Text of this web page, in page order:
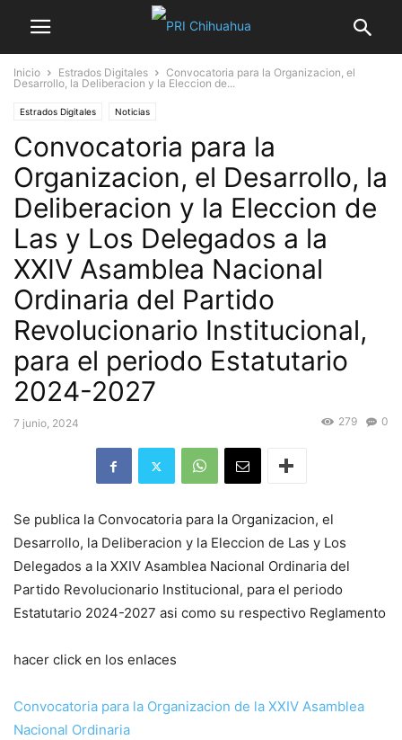
Inicio Estrados Digitales
Convocatoria para la Organizacion, el
Desarrollo, la Deliberacion y la Eleccion de...
Estrados Digitales Noticias
Convocatoria para la
Organizacion, el Desarrollo, la
Deliberacion y la Eleccion de
Las y Los Delegados a la
XXIV Asamblea Nacional
Ordinaria del Partido
Revolucionario Institucional,
para el periodo Estatutario
2024-2027
7 junio, 2024 0
279
Se publica la Convocatoria para la Organizacion, el
Desarrollo, la Deliberacion y la Eleccion de Las y Los
Delegados a la XXIV Asamblea Nacional Ordinaria del
Partido Revolucionario Institucional, para el periodo
Estatutario 2024-2027 asi como su respectivo Reglamento
hacer click en los enlaces
Convocatoria para la Organizacion de la XXIV Asamblea
Nacional Ordinaria